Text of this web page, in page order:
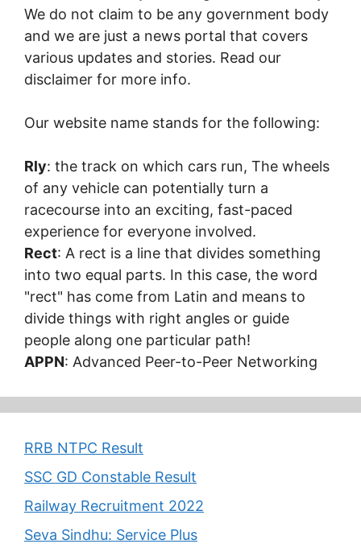
We do not claim to be any government body
and we are just a news portal that covers
various updates and stories. Read our
disclaimer for more info.
Our website name stands for the following:
Rly: the track on which cars run, The wheels
of any vehicle can potentially turn a
racecourse into an exciting, fast-paced
experience for everyone involved.
Rect: A rect is a line that divides something
into two equal parts. In this case, the word
"rect" has come from Latin and means to
divide things with right angles or guide
people along one particular path!
APPN: Advanced Peer-to-Peer Networking
RRB NTPC Result
SSC GD Constable Result
Railway Recruitment 2022
Seva Sindhu: Service Plus